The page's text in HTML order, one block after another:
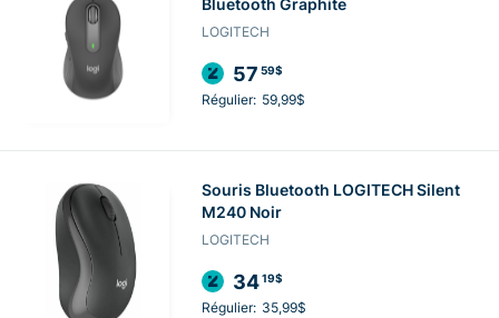
LOGITECH
57 59$
Régulier: 59,99$
Souris Bluetooth LOGITECH Silent
M240 Noir
LOGITECH
3419$
Régulier: 35,99$